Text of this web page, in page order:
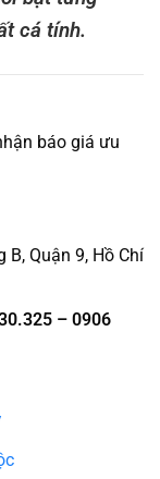
cá tính.
báo giá ưu
Quận 9, Hồ Chí
– 0906